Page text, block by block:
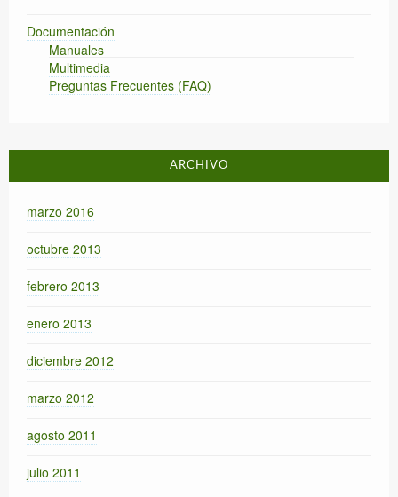
Documentación
Manuales
Multimedia
Preguntas Frecuentes (FAQ)
ARCHIVO
marzo 2016
octubre 2013
febrero 2013
enero 2013
diciembre 2012
marzo 2012
agosto 2011
julio 2011